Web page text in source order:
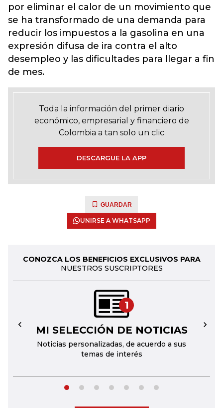
por eliminar el calor de un movimiento que
se ha transformado de una demanda para
reducir los impuestos a la gasolina en una
expresión difusa de ira contra el alto
desempleo y las dificultades para llegar a fin
de mes.
Toda la información del primer diario
económico, empresarial y financiero de
Colombia a tan solo un clic
DESCARGUE LA APP
GUARDAR
UNIRSE A WHATSAPP
CONOZCA LOS BENEFICIOS EXCLUSIVOS PARA
NUESTROS SUSCRIPTORES
1
MI SELECCIÓN DE NOTICIAS
Noticias personalizadas, de acuerdo a sus
temas de interés
← →